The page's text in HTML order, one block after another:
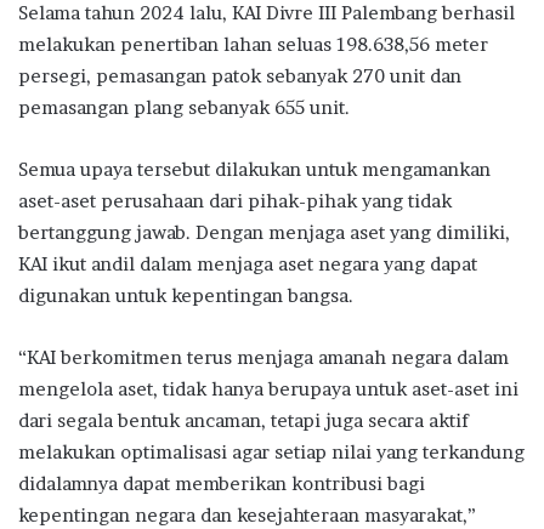
Selama tahun 2024 lalu, KAI Divre III Palembang berhasil
melakukan penertiban lahan seluas 198.638,56 meter
persegi, pemasangan patok sebanyak 270 unit dan
pemasangan plang sebanyak 655 unit.
Semua upaya tersebut dilakukan untuk mengamankan
aset-aset perusahaan dari pihak-pihak yang tidak
bertanggung jawab. Dengan menjaga aset yang dimiliki,
KAI ikut andil dalam menjaga aset negara yang dapat
digunakan untuk kepentingan bangsa.
“KAI berkomitmen terus menjaga amanah negara dalam
mengelola aset, tidak hanya berupaya untuk aset-aset ini
dari segala bentuk ancaman, tetapi juga secara aktif
melakukan optimalisasi agar setiap nilai yang terkandung
didalamnya dapat memberikan kontribusi bagi
kepentingan negara dan kesejahteraan masyarakat,”